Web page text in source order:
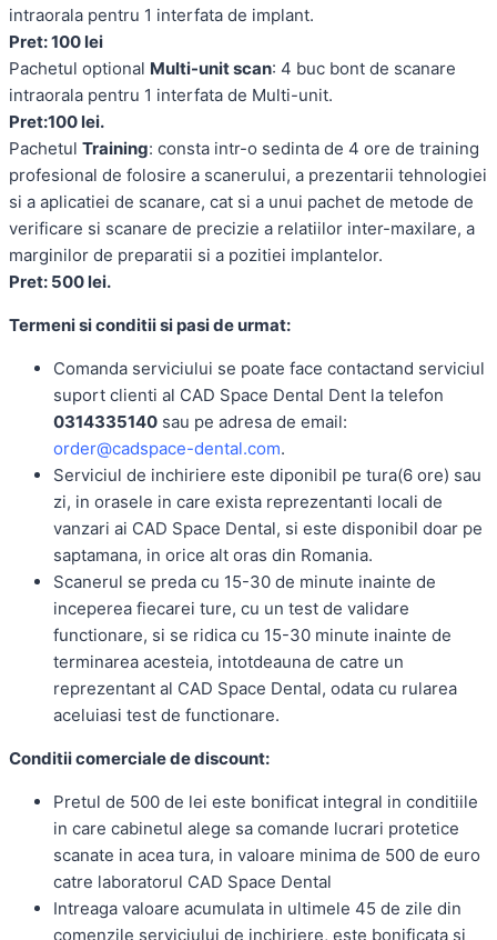
intraorala pentru 1 interfata de implant.
Pret: 100 lei
Pachetul optional Multi-unit scan: 4 buc bont de scanare
intraorala pentru 1 interfata de Multi-unit.
Pret:100 lei.
Pachetul Training: consta intr-o sedinta de 4 ore de training
profesional de folosire a scanerului, a prezentarii tehnologiei
si a aplicatiei de scanare, cat si a unui pachet de metode de
verificare si scanare de precizie a relatiilor inter-maxilare, a
marginilor de preparatii si a pozitiei implantelor.
Pret: 500 lei.
Termeni si conditii si pasi de urmat:
Comanda serviciului se poate face contactand serviciul
suport clienti al CAD Space Dental Dent la telefon
0314335140 sau pe adresa de email:
order@cadspace-dental.com.
Serviciul de inchiriere este diponibil pe tura(6 ore) sau
zi, in orasele in care exista reprezentanti locali de
vanzari ai CAD Space Dental, si este disponibil doar pe
saptamana, in orice alt oras din Romania.
Scanerul se preda cu 15-30 de minute inainte de
inceperea fiecarei ture, cu un test de validare
functionare, si se ridica cu 15-30 minute inainte de
terminarea acesteia, intotdeauna de catre un
reprezentant al CAD Space Dental, odata cu rularea
aceluiasi test de functionare.
Conditii comerciale de discount:
Pretul de 500 de lei este bonificat integral in conditiile
in care cabinetul alege sa comande lucrari protetice
scanate in acea tura, in valoare minima de 500 de euro
catre laboratorul CAD Space Dental
Intreaga valoare acumulata in ultimele 45 de zile din
comenzile serviciului de inchiriere, este bonificata si